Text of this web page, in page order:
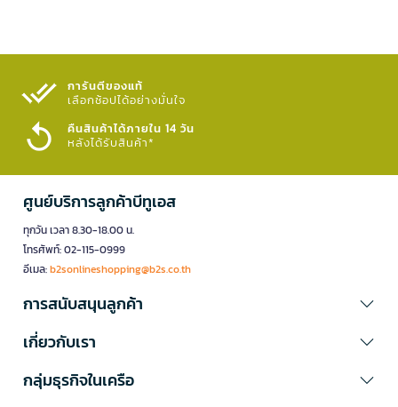
การันตีของแท้
เลือกช้อปได้อย่างมั่นใจ​
คืนสินค้าได้ภายใน 14 วัน
หลังได้รับสินค้า*
ศูนย์บริการลูกค้าบีทูเอส
ทุกวัน เวลา 8.30-18.00 น.
โทรศัพท์: 02-115-0999
อีเมล:b2sonlineshopping@b2s.co.th
การสนับสนุนลูกค้า
เกี่ยวกับเรา
กลุ่มธุรกิจในเครือ